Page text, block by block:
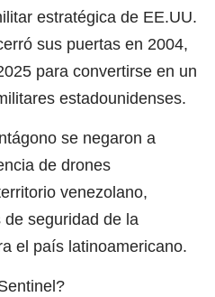
estratégica de EE.UU.
sus puertas en 2004,
para convertirse en un
estadounidenses.
se negaron a
de drones
venezolano,
seguridad de la
el país latinoamericano.